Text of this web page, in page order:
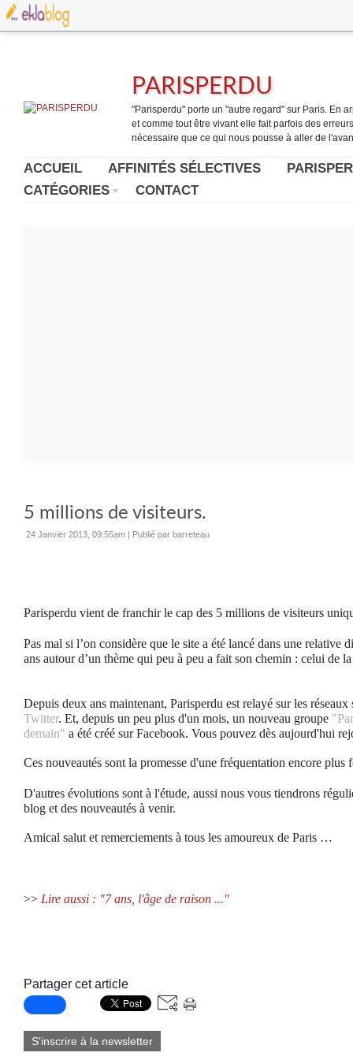
PARISPERDU
"Parisperdu" porte un "autre regard" sur Paris. En
et comme tout être vivant elle fait parfois des
nécessaire que ce qui nous pousse à aller de
ACCUEIL AFFINITÉS SÉLECTIVES
CATÉGORIES
CONTACT
5 millions de visiteurs.
24 Janvier 2013, 09:55am | Publié par barreteau
Parisperdu vient de franchir le cap des 5 millions de visiteurs
Pas mal si l’on considère que le site a été lancé dans une relative
ans autour d’un thème qui peu à peu a fait son chemin : celui de
Depuis deux ans maintenant, Parisperdu est relayé sur les
Twitter. Et, depuis un peu plus d'un mois, un nouveau groupe
demain" a été créé sur Facebook. Vous pouvez dès aujourd'hui
Ces nouveautés sont la promesse d'une fréquentation encore plus
D'autres évolutions sont à l'étude, aussi nous vous tiendrons
blog et des nouveautés à venir.
Amical salut et remerciements à tous les amoureux de Paris …
>> Lire aussi : "7 ans, l'âge de raison ..."
Partager cet article
S'inscrire à la newsletter